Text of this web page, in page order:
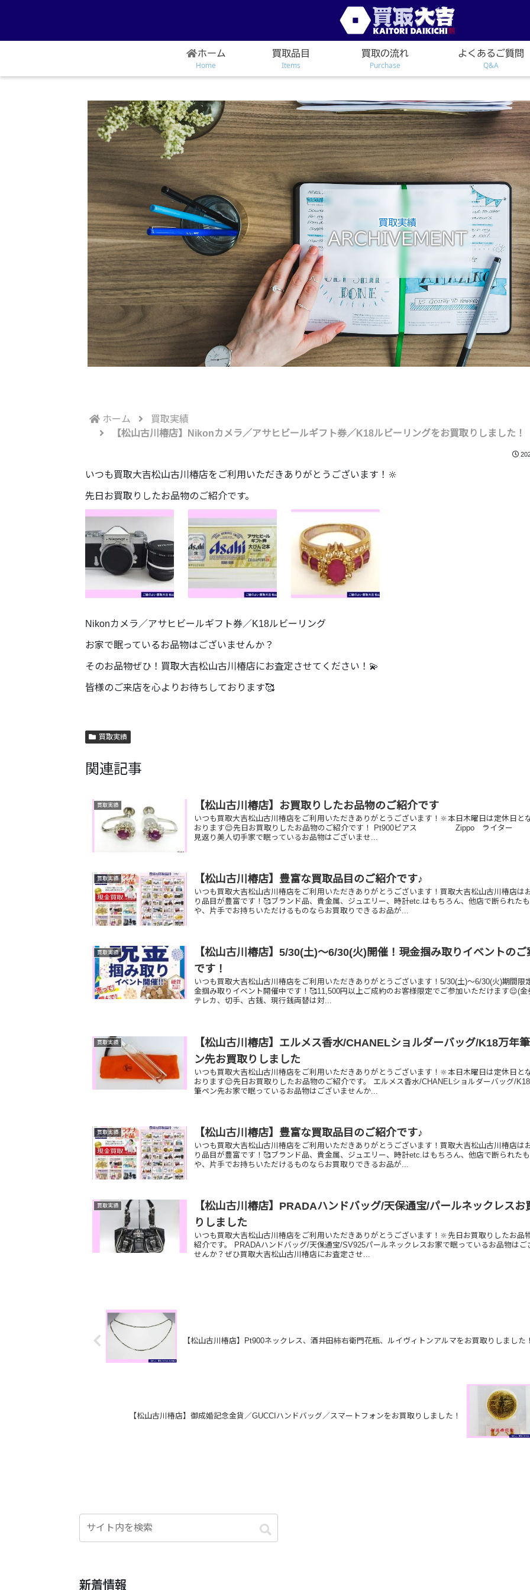
買取実績
ARCHIVEMENT
ホーム
Home
買取品目
Items
買取の流れ
Purchase
よくあるご質問
Q&A
ホーム
買取実績
【松山古川椿店】Nikonカメラ／アサヒビールギフト券／K18ルビーリングをお買取りしました！
いつも買取大吉松山古川椿店をご利用いただきありがとうございます！🔆
先日お買取りしたお品物のご紹介です。
Nikonカメラ／アサヒビールギフト券／K18ルビーリング
お家で眠っているお品物はございませんか？
そのお品物ぜひ！買取大吉松山古川椿店にお査定させてください！💫
皆様のご来店を心よりお待ちしております🥰
買取実績
関連記事
買取実績 【松山古川椿店】お買取りしたお品物のご紹介です
いつも買取大吉松山古川椿店をご利用いただきありがとうございます！🔆本日木曜日は定休日と
おります😌先日お買取りしたお品物のご紹介です！ Pt900ピアス Zippo ライ
見返り美人切手家で眠っているお品物はございませ...
買取実績 【松山古川椿店】豊富な買取品目のご紹介です♪
いつも買取大吉松山古川椿店をご利用いただきありがとうございます！買取大吉松山古川椿店は
り品目が豊富です！🥰ブランド品、貴金属、ジュエリー、時計etc.はもちろん、他店で断られた
や、片手でお持ちいただけるものならお買取りできるお品が...
買取実績
【松山古川椿店】5/30(土)～6/30(火)開催！現金掴み取りイベントのご
です！
いつも買取大吉松山古川椿店をご利用いただきありがとうございます！5/30(土)～6/30(火)期間
金掴み取りイベント開催中です！🥰11,500円以上ご成約のお客様限定でご参加いただけます😌(金
テレカ、切手、古銭、現行銭両替は対...
買取実績
【松山古川椿店】エルメス香水/CHANELショルダーバッグ/K18万年
ン先お買取りしました
いつも買取大吉松山古川椿店をご利用いただきありがとうございます！🔆本日木曜日は定休日と
おります😌先日お買取りしたお品物のご紹介です。 エルメス香水/CHANELショルダーバッグ/
筆ペン先お家で眠っているお品物はございませんか...
買取実績 【松山古川椿店】豊富な買取品目のご紹介です♪
いつも買取大吉松山古川椿店をご利用いただきありがとうございます！買取大吉松山古川椿店は
り品目が豊富です！🥰ブランド品、貴金属、ジュエリー、時計etc.はもちろん、他店で断られた
や、片手でお持ちいただけるものならお買取りできるお品が...
買取実績
【松山古川椿店】PRADAハンドバッグ/天保通宝/パールネックレスお
りしました
いつも買取大吉松山古川椿店をご利用いただきありがとうございます！🔆先日お買取りしたお品
紹介です。 PRADAハンドバッグ/天保通宝/SV925パールネックレスお家で眠っているお品物はご
せんか？ぜひ買取大吉松山古川椿店にお査定させ...
【松山古川椿店】Pt900ネックレス、酒井田柿右衛門花瓶、ルイヴィトンアルマをお買取りしました
【松山古川椿店】御成婚記念金貨／GUCCIハンドバッグ／スマートフォンをお買取りしました！
新着情報